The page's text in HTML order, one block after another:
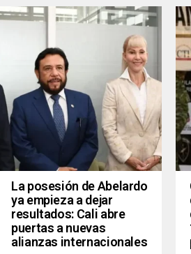
La posesión de Abelardo
ya empieza a dejar
resultados: Cali abre
puertas a nuevas
alianzas internacionales